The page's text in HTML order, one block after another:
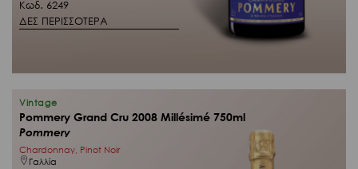
Κωδ. 6249
ΔΕΣ ΠΕΡΙΣΣΟΤΕΡΑ
Vintage
Pommery Grand Cru 2008 Millésimé 750ml
Pommery
Chardonnay, Pinot Noir
Γαλλία